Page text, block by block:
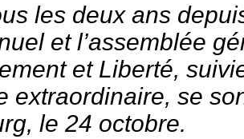
les deux ans
et l’assemblée
et Liberté,
extraordinaire, se
le 24 octobre.